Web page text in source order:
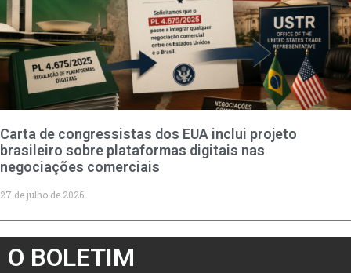
Carta de congressistas dos EUA inclui projeto
brasileiro sobre plataformas digitais nas
negociações comerciais
27 de julho de 2026
O BOLETIM